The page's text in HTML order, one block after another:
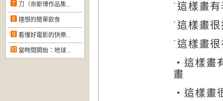
刀（奈斯博作品集...
理想的簡單飲食
看懂好電影的快樂...
當時間開始：地球...
˙這樣畫
˙這樣畫
˙這樣畫
‧這樣畫
畫
‧這樣畫